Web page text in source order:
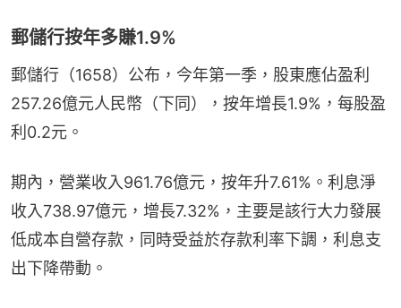
郵儲行按年多賺1.9%
郵儲行（1658）公布，今年第一季，股東應佔盈利
257.26億元人民幣（下同），按年增長1.9%，每股盈
利0.2元。
期內，營業收入961.76億元，按年升7.61%。利息淨
收入738.97億元，增長7.32%，主要是該行大力發展
低成本自營存款，同時受益於存款利率下調，利息支
出下降帶動。